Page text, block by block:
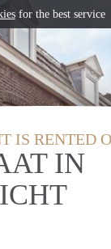
IS RENTED
IN
for the best service